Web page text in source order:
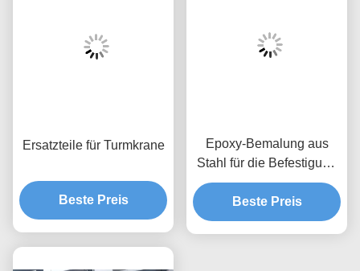
Ersatzteile für Turmkrane
Beste Preis
Epoxy-Bemalung aus
Stahl für die Befestigung
von Winkeln für den
Turmkranich Comedil
Beste Preis